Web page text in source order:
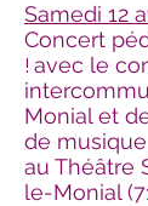
Samedi 12
Concert
! avec le
Monial et
de musique
au Théâtre
le-Monial